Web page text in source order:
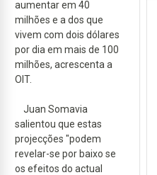
aumentar em 40
milhões e a dos que
vivem com dois dólares
por dia em mais de 100
milhões, acrescenta a
OIT.
Juan Somavia
salientou que estas
projecções "podem
revelar-se por baixo se
os efeitos do actual